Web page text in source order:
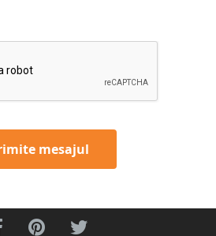
mesajul